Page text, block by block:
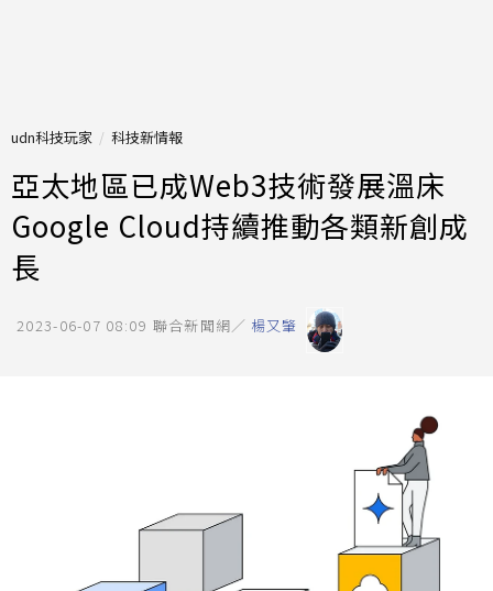
udn科技玩家 科技新情報
亞太地區已成Web3技術發展溫床
Google Cloud持續推動各類新創成
長
2023-06-07 08:09 聯合新聞網／ 楊又肇